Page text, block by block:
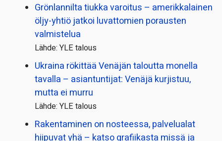
Grönlannilta tiukka varoitus – amerikkalainen
öljy-yhtiö jatkoi luvattomien porausten
valmistelua
Lähde: YLE talous
Ukraina rökittää Venäjän taloutta monella
tavalla – asiantuntijat: Venäjä kurjistuu,
mutta ei murru
Lähde: YLE talous
Rakentaminen on nosteessa, palvelualat
hiipuvat yhä – katso grafiikasta missä ja